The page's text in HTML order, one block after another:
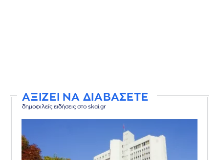
ΑΞΙΖΕΙ ΝΑ ΔΙΑΒΑΣΕΤΕ
δημοφιλείς ειδήσεις στο skai.gr